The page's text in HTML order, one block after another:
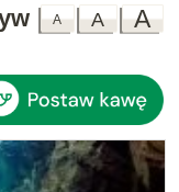
A
A
A